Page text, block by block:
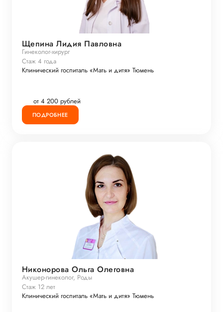
Щепина Лидия Павловна
Гинеколог-хирург
Стаж 4 года
Клинический госпиталь «Мать и дитя» Тюмень
от 4 200 рублей
ПОДРОБНЕЕ
Никонорова Ольга Олеговна
Акушер-гинеколог, Роды
Стаж 12 лет
Клинический госпиталь «Мать и дитя» Тюмень